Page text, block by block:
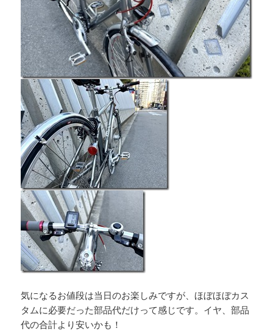
気になるお値段は当日のお楽しみですが、ほぼほぼカス
タムに必要だった部品代だけって感じです。イヤ、部品
代の合計より安いかも！